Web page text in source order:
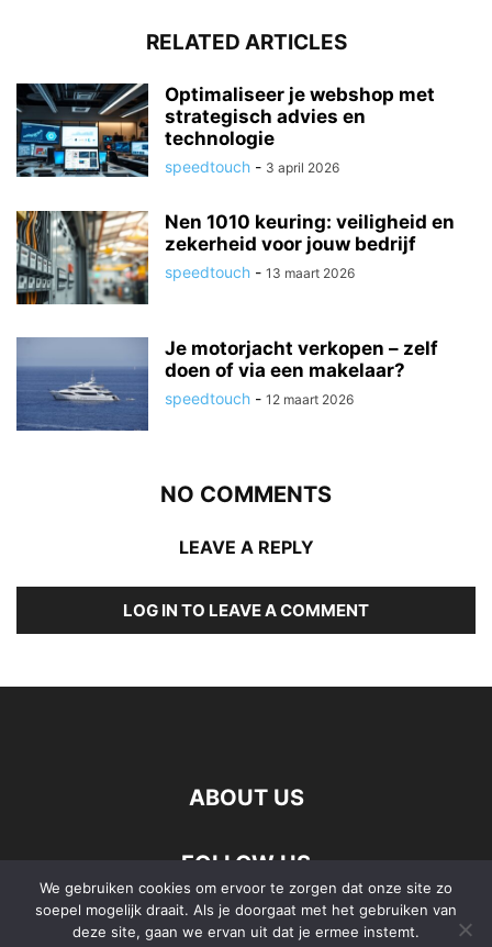
RELATED ARTICLES
Optimaliseer je webshop met
strategisch advies en
technologie
speedtouch - 3 april 2026
Nen 1010 keuring: veiligheid en
zekerheid voor jouw bedrijf
speedtouch - 13 maart 2026
Je motorjacht verkopen – zelf
doen of via een makelaar?
speedtouch - 12 maart 2026
NO COMMENTS
LEAVE A REPLY
LOG IN TO LEAVE A COMMENT
ABOUT US
FOLLOW US
We gebruiken cookies om ervoor te zorgen dat onze site zo
soepel mogelijk draait. Als je doorgaat met het gebruiken van
deze site, gaan we ervan uit dat je ermee instemt.